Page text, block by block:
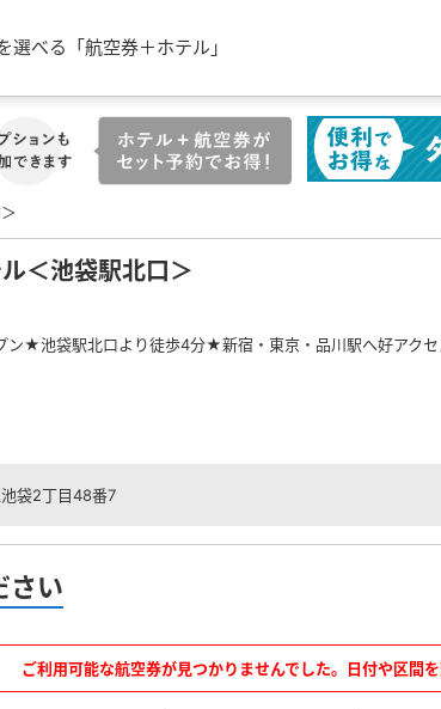
選べる「航空券＋ホテル」
＜池袋駅北口＞
ン★池袋駅北口より徒歩4分★新宿・東京・品川駅へ好アク
袋2丁目48番7
さい
ご利用可能な航空券が見つかりませんでした。日付や区間